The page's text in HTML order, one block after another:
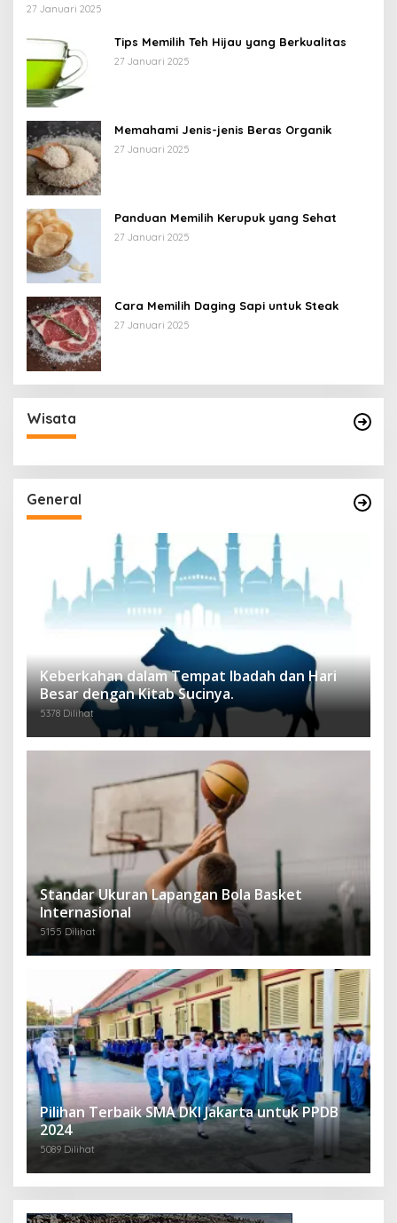
27 Januari 2025
Tips Memilih Teh Hijau yang Berkualitas
27 Januari 2025
Memahami Jenis-jenis Beras Organik
27 Januari 2025
Panduan Memilih Kerupuk yang Sehat
27 Januari 2025
Cara Memilih Daging Sapi untuk Steak
27 Januari 2025
Wisata
General
Keberkahan dalam Tempat Ibadah dan Hari
Besar dengan Kitab Sucinya.
5378 Dilihat
Standar Ukuran Lapangan Bola Basket
Internasional
5155 Dilihat
Pilihan Terbaik SMA DKI Jakarta untuk PPDB
2024
5089 Dilihat